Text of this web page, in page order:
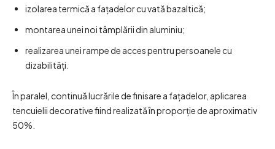
izolarea termică a fațadelor cu vată bazaltică;
montarea unei noi tâmplării din aluminiu;
realizarea unei rampe de acces pentru persoanele cu
dizabilități.
În paralel, continuă lucrările de finisare a fațadelor, aplicarea
tencuielii decorative fiind realizată în proporție de aproximativ
50%.